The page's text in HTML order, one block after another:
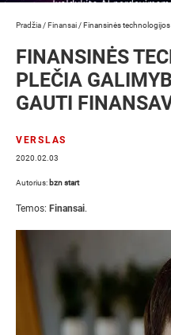
Pradžia /Finansai /Finansinės
FINANSINĖS
PLEČIA
GAUTI
VERSLAS
2020.02.03
Autorius: bzn start
Temos: Finansai.